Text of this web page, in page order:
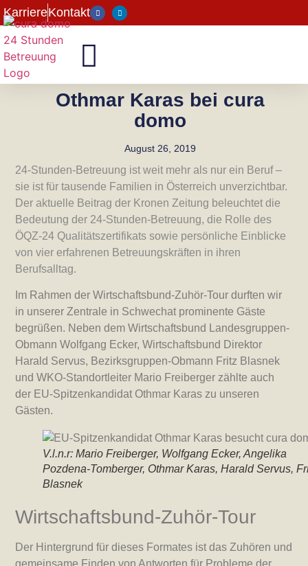
KarriereKontakt
Othmar Karas bei cura
domo
August 26, 2019
24-Stunden-Betreuung ist weit mehr als nur ein Beruf –
sie ist für tausende Familien in Österreich unverzichtbar.
Der aktuelle Beitrag der Kronen Zeitung beleuchtet die
Bedeutung der 24-Stunden-Betreuung, die Rolle des
ÖQZ-24 Qualitätszertifikats sowie persönliche Einblicke
von vier erfahrenen Betreuungskräften in ihren
Berufsalltag.
Im Rahmen der Wirtschaftsbund-Zuhör-Tour durften wir
in unserer Zentrale in Schwechat prominente Gäste
begrüßen. Neben dem Wirtschaftsbund Landesgruppen-
Obmann Wolfgang Ecker, Wirtschaftsbund Direktor
Harald Servus, Bezirksgruppen-Obmann Fritz Blasnek
und WKO-Standortleiter Mario Freiberger zählte auch
der EU-Spitzenkandidat Othmar Karas zu unseren
Gästen.
V.l.n.r: Mario Freiberger, Wolfgang Ecker, Angelika
Pozdena-Tomberger, Othmar Karas, Harald Servus,
Blasnek
Wirtschaftsbund-Zuhör-Tour
Der Hintergrund für dieses Formates ist das Zuhören und